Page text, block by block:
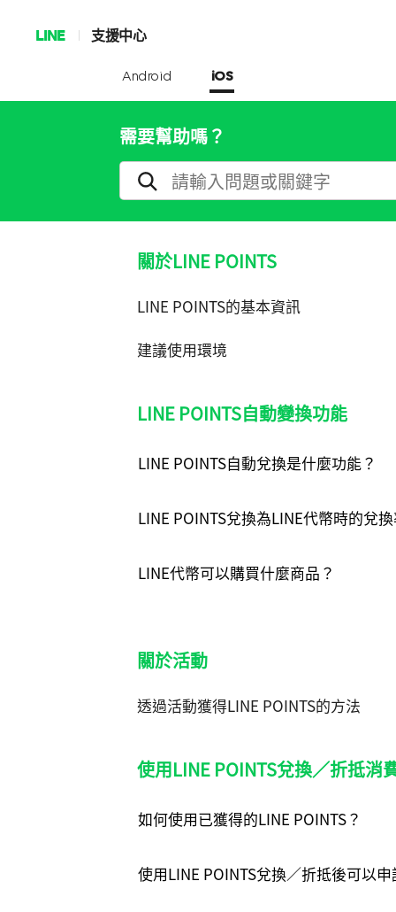
LINE 支援中心
Android iOS
需要幫助嗎？
關於LINE POINTS
LINE POINTS的基本資訊
建議使用環境
LINE POINTS自動變換功能
LINE POINTS自動兌換是什麼功能？
LINE POINTS兌換為LINE代幣時的兌
LINE代幣可以購買什麼商品？
關於活動
透過活動獲得LINE POINTS的方法
使用LINE POINTS兌換／折抵消
如何使用已獲得的LINE POINTS？
使用LINE POINTS兌換／折抵後可以